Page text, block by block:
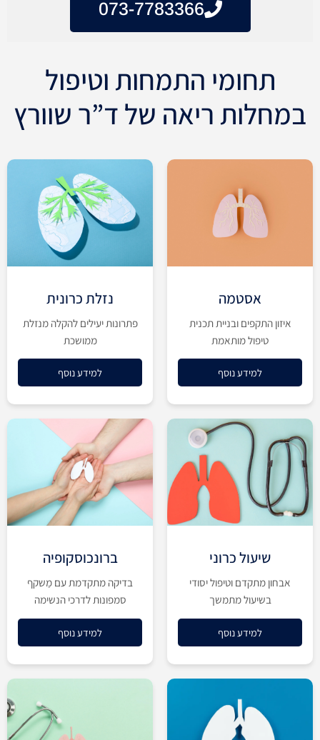
073-7783366
תחומי התמחות וטיפול
במחלות ריאה של ד”ר שוורץ
אסטמה
איזון התקפים ובניית תכנית
טיפול מותאמת
למידע נוסף
נזלת כרונית
פתרונות יעילים להקלה מנזלת
ממושכת
למידע נוסף
שיעול כרוני
אבחון מתקדם וטיפול יסודי
בשיעול מתמשך
למידע נוסף
ברונכוסקופיה
בדיקה מתקדמת עם מַשקף
סמפונות לדרכי הנשימה
למידע נוסף